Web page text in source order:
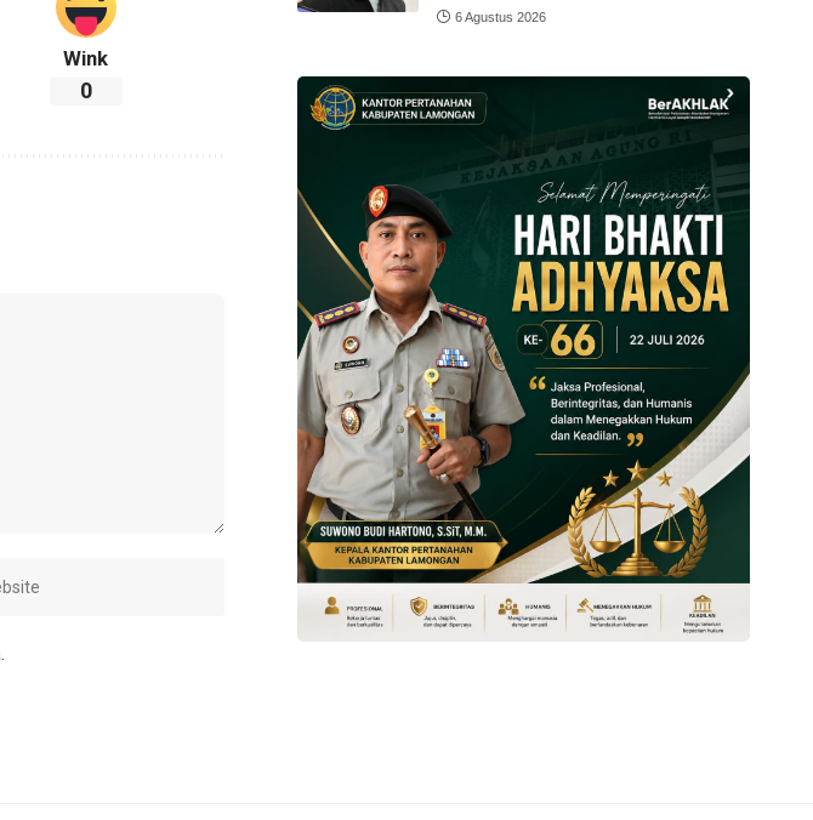
Wink
0
6 Agustus 2026